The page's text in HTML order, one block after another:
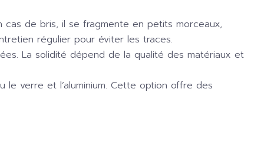
de bris, il se fragmente en petits morceaux,
régulier pour éviter les traces.
La solidité dépend de la qualité des matériaux et
le verre et l’aluminium. Cette option offre des